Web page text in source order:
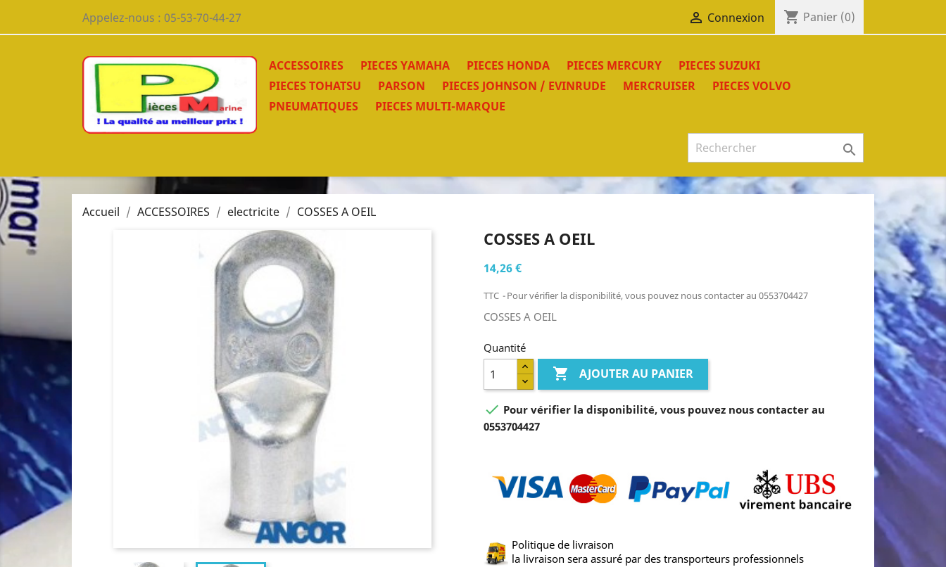
Appelez-nous : 05-53-70-44-27  Connexion shopping_cart Panier (0)
ACCESSOIRES PIECES YAMAHA PIECES HONDA PIECES MERCURY
PIECES SUZUKI
PIECES TOHATSU
PARSON PIECES JOHNSON / EVINRUDE MERCRUISER
PIECES VOLVO
PNEUMATIQUES
PIECES MULTI-MARQUE

Accueil ACCESSOIRES electricite COSSES A OEIL
COSSES A OEIL
14,26 €
TTC Pour vérifier la disponibilité, vous pouvez nous contacter au 0553704427
COSSES A OEIL
Quantité
 AJOUTER AU PANIER
 Pour vérifier la disponibilité, vous pouvez nous contacter au
0553704427
Politique de livraison
la livraison sera assuré par des transporteurs professionnels